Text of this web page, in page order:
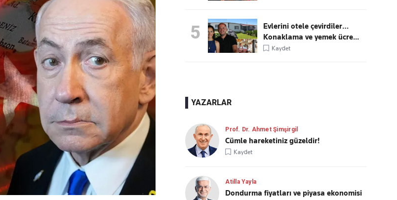
5
Evlerini otele çevirdiler…
Konaklama ve yemek ücre...
Kaydet
YAZARLAR
Prof. Dr. Ahmet Şimşirgil
Cümle hareketiniz güzeldir!
Kaydet
Atilla Yayla
Dondurma fiyatları ve piyasa ekonomisi